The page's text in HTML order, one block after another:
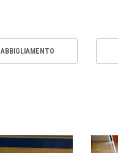
ABBIGLIAMENTO